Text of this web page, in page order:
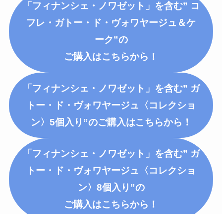
「フィナンシェ・ノワゼット」を含む” コ
フレ・ガトー・ド・ヴォワヤージュ＆ケ
ーク”の
ご購入はこちらから！
「フィナンシェ・ノワゼット」を含む” ガ
トー・ド・ヴォワヤージュ〈コレクショ
ン〉5個入り”のご購入はこちらから！
「フィナンシェ・ノワゼット」を含む” ガ
トー・ド・ヴォワヤージュ〈コレクショ
ン〉8個入り”の
ご購入はこちらから！